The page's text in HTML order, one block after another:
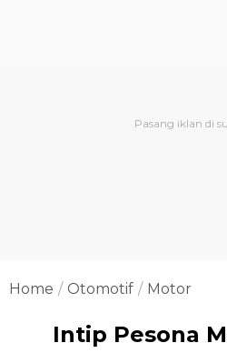
Home Otomotif Motor
Intip Pesona